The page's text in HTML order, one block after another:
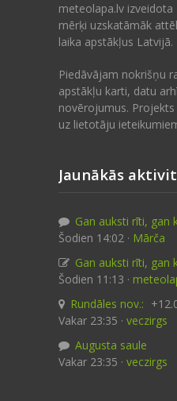
meteolapa.lv
mērķi uzskatāmāk
laika apstākļus Latvijā.
Piedāvājam nokrišņu
apstākļu karti, datu
novērojumus.
uz lietotāju
Jaunākās
Gan auksti rīti, gan
Šodien 14:02 · Mārča
Gan auksti rīti, gan
Šodien 11:13 ·
Rundāles nov.:
Vakar 23:35 · veczirgs
Augusta saule
Vakar 23:35 · veczirgs